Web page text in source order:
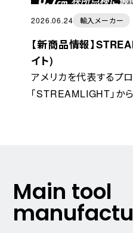
2026.06.24 輸入メーカー
【新商品情報】
イト)
アメリカを代表するプ
「STREAMLIGHT」か
Main tool